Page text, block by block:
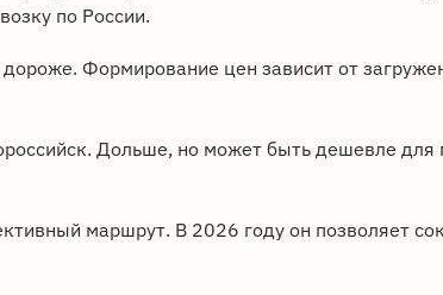
по России.
Формирование цен зависит от
Дольше, но может быть дешевле для
маршрут. В 2026 году он позволяет